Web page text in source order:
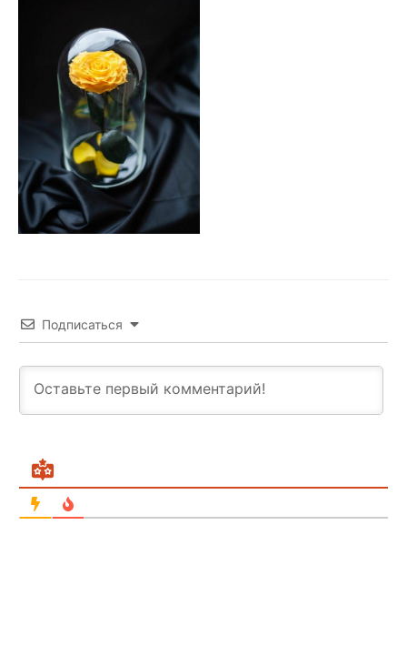
Подписаться